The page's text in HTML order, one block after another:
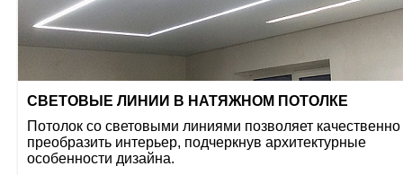
СВЕТОВЫЕ ЛИНИИ В НАТЯЖНОМ ПОТОЛКЕ
Потолок со световыми линиями позволяет качественно
преобразить интерьер, подчеркнув архитектурные
особенности дизайна.